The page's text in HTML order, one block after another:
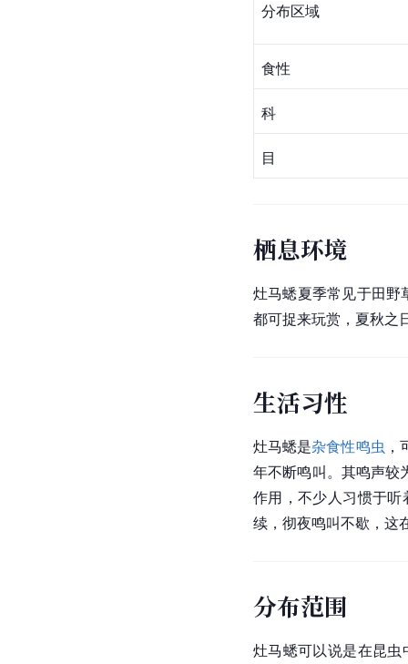
分布区域
食性
科
目
栖息环境
灶马蟋夏季常见于田
都可捉来玩赏，夏秋之
生活习性
灶马蟋是杂食性鸣虫
年不断鸣叫。其鸣声较
作用，不少人习惯于
续，彻夜鸣叫不歇，这
分布范围
灶马蟋可以说是在昆